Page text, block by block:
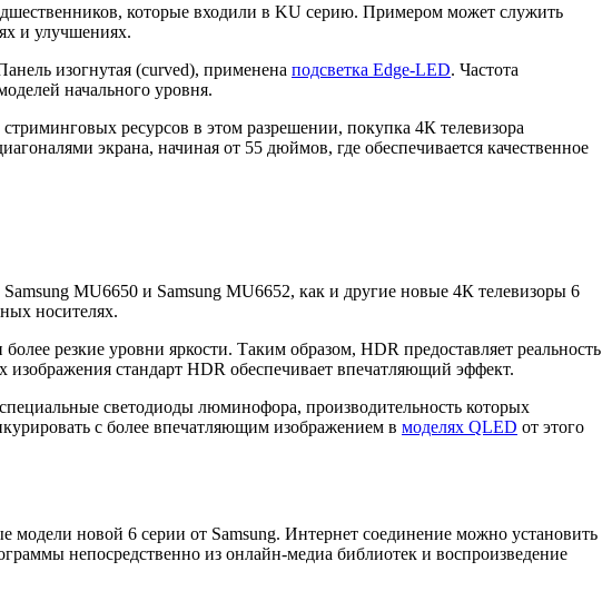
которые входили в KU серию. Примером может служить
и улучшениях.
изогнутая (curved), применена подсветка Edge-LED. Частота
начального уровня.
ресурсов в этом разрешении, покупка 4К телевизора
экрана, начиная от 55 дюймов, где обеспечивается качественное
MU6650 и Samsung MU6652, как и другие новые 4К телевизоры 6
носителях.
резкие уровни яркости. Таким образом, HDR предоставляет реальность
стандарт HDR обеспечивает впечатляющий эффект.
светодиоды люминофора, производительность которых
с более впечатляющим изображением в моделях QLED от этого
новой 6 серии от Samsung. Интернет соединение можно установить
непосредственно из онлайн-медиа библиотек и воспроизведение